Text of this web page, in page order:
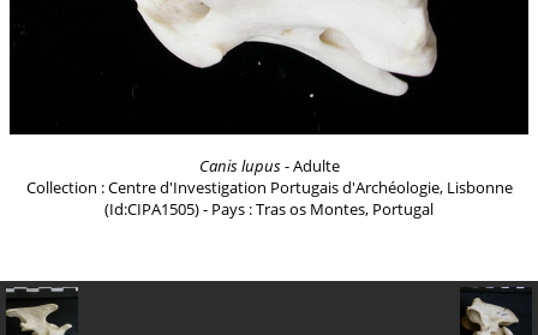
Canis lupus- Adulte
Collection : Centre d'Investigation Portugais d'Archéologie, Lisbonne
(Id:CIPA1505) - Pays : Tras os Montes, Portugal